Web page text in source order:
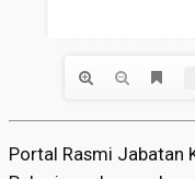
Portal Rasmi Jabatan